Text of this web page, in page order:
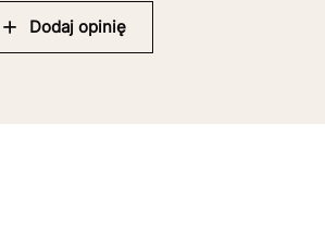
Dodaj opinię